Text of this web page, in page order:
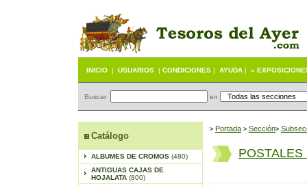
INICIO | USUARIOS | CONDICIONES | AYUDA | «
Buscar en
Catálogo
ALBUMES DE CROMOS (480)
ANTIGUAS CAJAS DE
HOJALATA (800)
> Portada > Sección>
POSTALES